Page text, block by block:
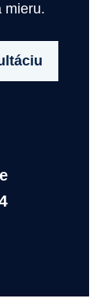
mieru.